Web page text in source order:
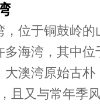
，位于铜鼓岭
多海湾，其中
大澳湾原始古
且又与常年季